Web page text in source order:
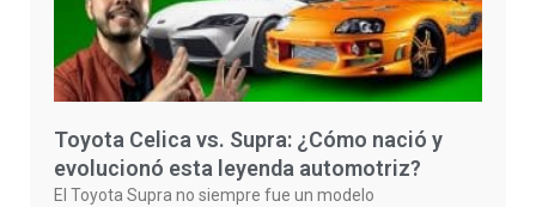
Toyota Celica vs. Supra: ¿Cómo nació y
evolucionó esta leyenda automotriz?
El Toyota Supra no siempre fue un modelo